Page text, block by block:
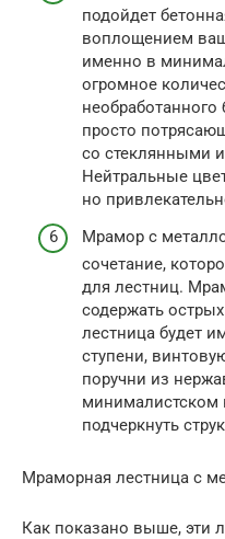
подойдет
воплощением
именно в
огромное
необработанного
просто
со стеклянными
Нейтральные
но
Мрамор с
сочетание,
для лестниц.
содержать
лестница будет
ступени,
поручни из
минималистском
подчеркнуть
Мраморная лестница с
Как показано выше, эти